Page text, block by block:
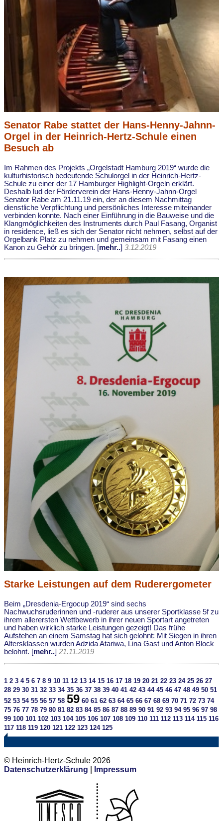
Senator Rabe stattet der Hans-Henny-Jahnn-
Orgel in der Heinrich-Hertz-Schule einen
Besuch ab
Im Rahmen des Projekts „Orgelstadt Hamburg 2019“ wurde die
kulturhistorisch bedeutende Schulorgel in der Heinrich-Hertz-
Schule zu einer der 17 Hamburger Highlight-Orgeln erklärt.
Deshalb lud der Förderverein der Hans-Henny-Jahnn-Orgel
Senator Rabe am 21.11.19 ein, der an diesem Nachmittag
dienstliche Verpflichtung und persönliches Interesse miteinander
verbinden konnte. Nach einer Einführung in die Bauweise und die
Klangmöglichkeiten des Instruments durch Paul Fasang, Organist
in residence, ließ es sich der Senator nicht nehmen, selbst auf der
Orgelbank Platz zu nehmen und gemeinsam mit Fasang einen
Kanon zu Gehör zu bringen. [mehr..] 3.12.2019
Starke Leistungen auf dem Ruderergometer
Beim „Dresdenia-Ergocup 2019“ sind sechs
Nachwuchsruderinnen und -ruderer aus unserer Sportklasse 5f zu
ihrem allerersten Wettbewerb in ihrer neuen Sportart angetreten
und haben wirklich starke Leistungen gezeigt! Das frühe
Aufstehen an einem Samstag hat sich gelohnt: Mit Siegen in ihren
Altersklassen wurden Adzida Atariwa, Lina Gast und Anton Block
belohnt. [mehr..] 21.11.2019
1 2 3 4 5 6 7 8 9 10 11 12 13 14 15 16 17 18 19 20 21 22 23 24 25 26 27
28 29 30 31 32 33 34 35 36 37 38 39 40 41 42 43 44 45 46 47 48 49 50 51
52 53 54 55 56 57 58 59 60 61 62 63 64 65 66 67 68 69 70 71 72 73 74
75 76 77 78 79 80 81 82 83 84 85 86 87 88 89 90 91 92 93 94 95 96 97 98
99 100 101 102 103 104 105 106 107 108 109 110 111 112 113 114 115 116
117 118 119 120 121 122 123 124 125
© Heinrich-Hertz-Schule 2026
Datenschutzerklärung
Impressum